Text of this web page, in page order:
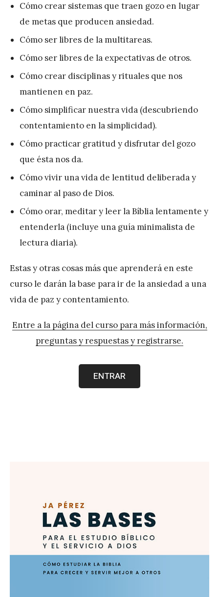
Cómo crear sistemas que traen gozo en lugar
de metas que producen ansiedad.
Cómo ser libres de la multitareas.
Cómo ser libres de la expectativas de otros.
Cómo crear disciplinas y rituales que nos
mantienen en paz.
Cómo simplificar nuestra vida (descubriendo
contentamiento en la simplicidad).
Cómo practicar gratitud y disfrutar del gozo
que ésta nos da.
Cómo vivir una vida de lentitud deliberada y
caminar al paso de Dios.
Cómo orar, meditar y leer la Bíblia lentamente y
entenderla (incluye una guía minimalista de
lectura diaria).
Estas y otras cosas más que aprenderá en este
curso le darán la base para ir de la ansiedad a una
vida de paz y contentamiento.
Entre a la página del curso para más información,
preguntas y respuestas y registrarse.
ENTRAR